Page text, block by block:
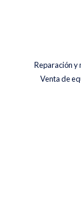
Reparación y
Venta de